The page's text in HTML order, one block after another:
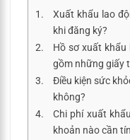
Xuất khẩu lao
khi đăng ký?
Hồ sơ xuất
gồm những giấy
Điều kiện sức
không?
Chi phí xuất
khoản nào cần